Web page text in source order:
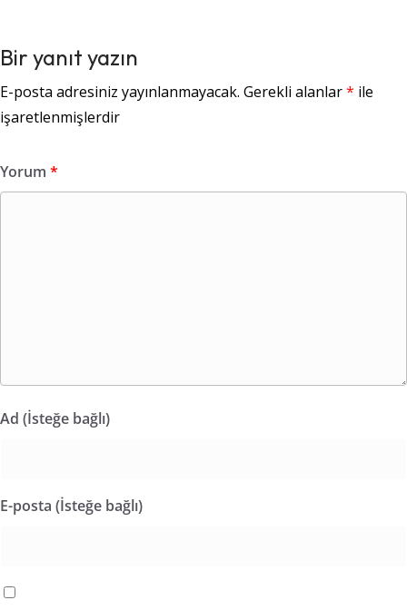
Bir yanıt yazın
E-posta adresiniz yayınlanmayacak. Gerekli alanlar* ile
işaretlenmişlerdir
Yorum *
Ad (İsteğe bağlı)
E-posta (İsteğe bağlı)